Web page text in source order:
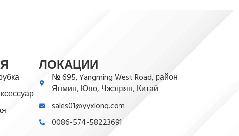
ЛОКАЦИИ
№ 695, Yangming West Road, район
Янмин, Юяо, Чжэцзян, Китай
sales01@yyxlong.com
0086-574-58223691